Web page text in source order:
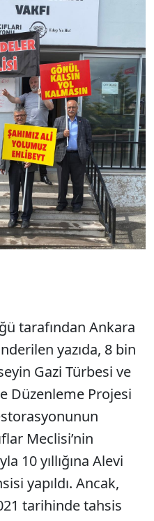
tarafından Ankara
yazıda, 8 bin
Gazi Türbesi ve
Düzenleme Projesi
Meclisi’nin
10 yıllığına Alevi
yapıldı. Ancak,
tarihinde tahsis